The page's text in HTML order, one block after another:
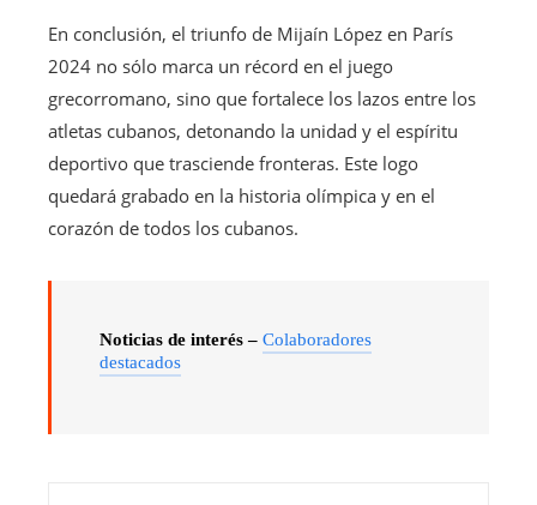
En conclusión, el triunfo de Mijaín López en París
2024 no sólo marca un récord en el juego
grecorromano, sino que fortalece los lazos entre los
atletas cubanos, detonando la unidad y el espíritu
deportivo que trasciende fronteras. Este logo
quedará grabado en la historia olímpica y en el
corazón de todos los cubanos.
Noticias de interés – Colaboradores
destacados